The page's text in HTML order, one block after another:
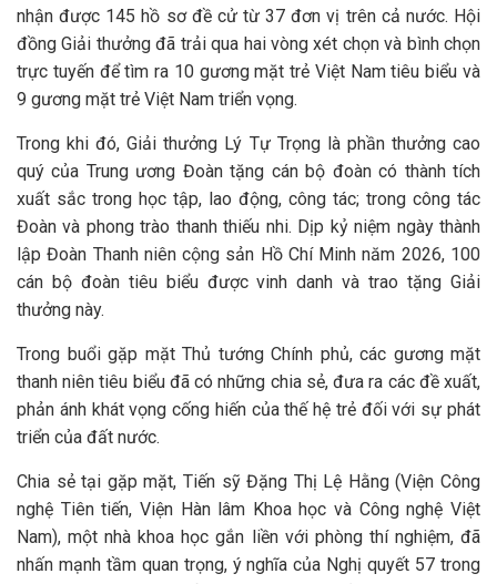
nhận được 145 hồ sơ đề cử từ 37 đơn vị trên cả nước. Hội
đồng Giải thưởng đã trải qua hai vòng xét chọn và bình chọn
trực tuyến để tìm ra 10 gương mặt trẻ Việt Nam tiêu biểu và
9 gương mặt trẻ Việt Nam triển vọng.
Trong khi đó, Giải thưởng Lý Tự Trọng là phần thưởng cao
quý của Trung ương Đoàn tặng cán bộ đoàn có thành tích
xuất sắc trong học tập, lao động, công tác; trong công tác
Đoàn và phong trào thanh thiếu nhi. Dịp kỷ niệm ngày thành
lập Đoàn Thanh niên cộng sản Hồ Chí Minh năm 2026, 100
cán bộ đoàn tiêu biểu được vinh danh và trao tặng Giải
thưởng này.
Trong buổi gặp mặt Thủ tướng Chính phủ, các gương mặt
thanh niên tiêu biểu đã có những chia sẻ, đưa ra các đề xuất,
phản ánh khát vọng cống hiến của thế hệ trẻ đối với sự phát
triển của đất nước.
Chia sẻ tại gặp mặt, Tiến sỹ Đặng Thị Lệ Hằng (Viện Công
nghệ Tiên tiến, Viện Hàn lâm Khoa học và Công nghệ Việt
Nam), một nhà khoa học gắn liền với phòng thí nghiệm, đã
nhấn mạnh tầm quan trọng, ý nghĩa của Nghị quyết 57 trong